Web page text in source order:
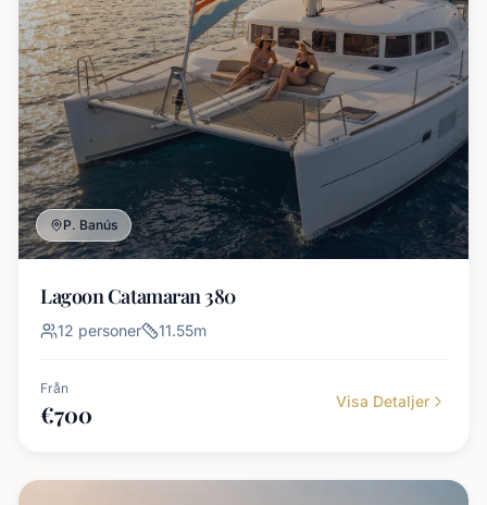
P. Banús
Lagoon Catamaran 380
12 personer 11.55m
Från
€700 Visa Detaljer